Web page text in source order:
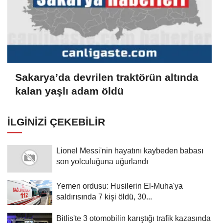
Sakarya’da devrilen traktörün altında
kalan yaşlı adam öldü
İLGINIZI ÇEKEBILIR
Lionel Messi'nin hayatını kaybeden babası
son yolculuğuna uğurlandı
Yemen ordusu: Husilerin El-Muha'ya
saldırısında 7 kişi öldü, 30...
Bitlis'te 3 otomobilin karıştığı trafik kazasında